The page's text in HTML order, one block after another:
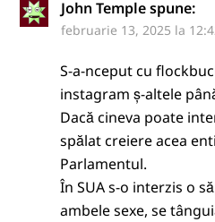
John Temple spune:
februarie 13, 2025 la
S-a-nceput cu
instagram ș-altele
Dacă cineva poate
spălat creiere acea
Parlamentul.
În SUA s-o interzis o
ambele sexe, se